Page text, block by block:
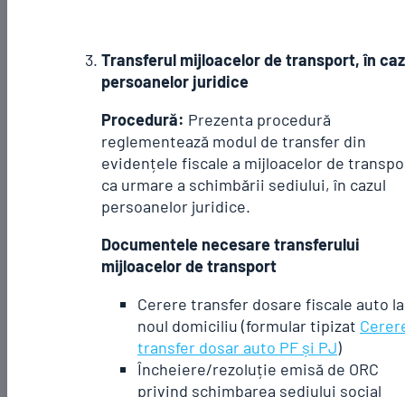
Transferul mijloacelor de transport, în
persoanelor juridice
Procedură: Prezenta procedură
reglementează modul de transfer din
evidențele fiscale a mijloacelor de
ca urmare a schimbării sediului, în cazul
persoanelor juridice.
Documentele necesare transferului
mijloacelor de transport
Cerere transfer dosare fiscale auto la
noul domiciliu (formular tipizat
transfer dosar auto PF și PJ)
Încheiere/rezoluție emisă de ORC
privind schimbarea sediului social